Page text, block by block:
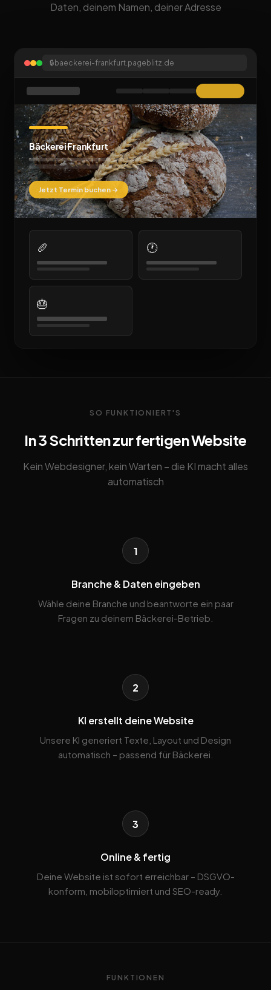
Daten, deinem Namen, deiner Adresse
🔒 baeckerei-frankfurt.pageblitz.de
Bäckerei Frankfurt
Jetzt Termin buchen →
🥖 🕐
🎂
SO FUNKTIONIERT'S
In 3 Schritten zur fertigen Website
Kein Webdesigner, kein Warten – die KI macht alles
automatisch
1
Branche & Daten eingeben
Wähle deine Branche und beantworte ein paar
Fragen zu deinem Bäckerei-Betrieb.
2
KI erstellt deine Website
Unsere KI generiert Texte, Layout und Design
automatisch – passend für Bäckerei.
3
Online & fertig
Deine Website ist sofort erreichbar – DSGVO-
konform, mobiloptimiert und SEO-ready.
FUNKTIONEN